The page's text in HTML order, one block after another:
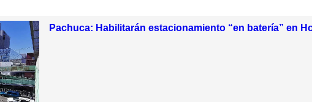
Pachuca: Habilitarán estacionamiento “en batería” en